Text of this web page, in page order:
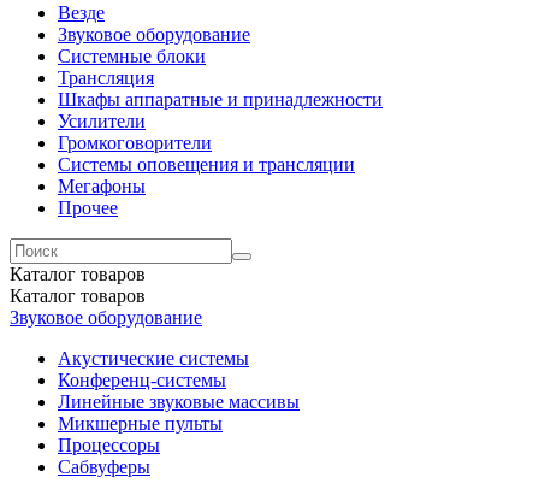
Везде
Звуковое оборудование
Системные блоки
Трансляция
Шкафы аппаратные и принадлежности
Усилители
Громкоговорители
Системы оповещения и трансляции
Мегафоны
Прочее
Каталог товаров
Каталог товаров
Звуковое оборудование
Акустические системы
Конференц-системы
Линейные звуковые массивы
Микшерные пульты
Процессоры
Сабвуферы